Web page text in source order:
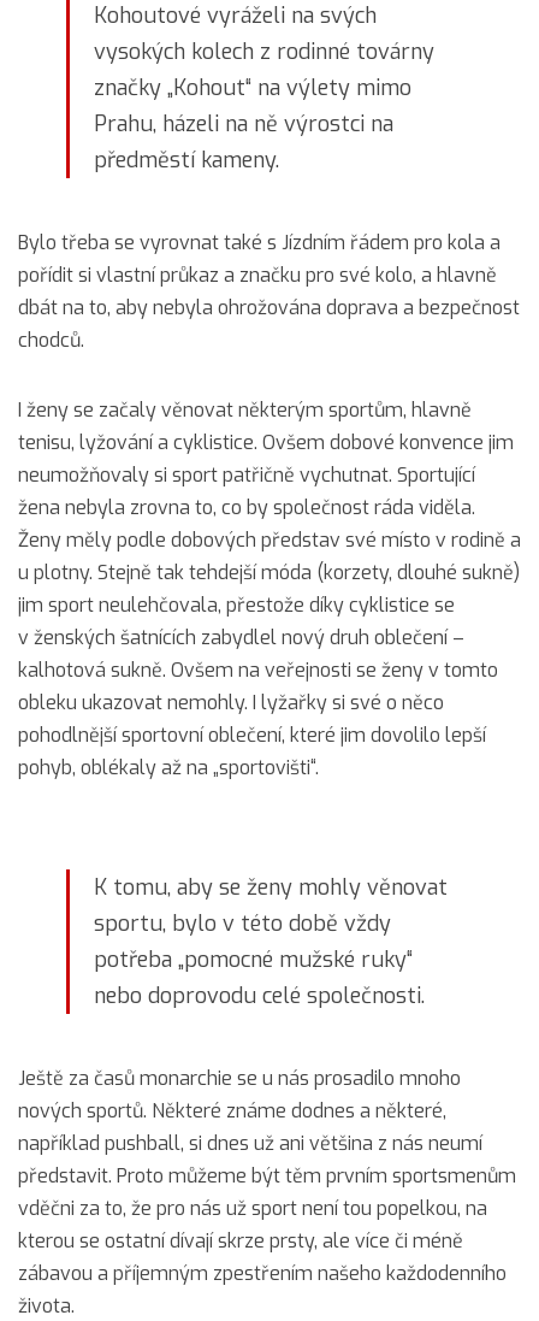
Kohoutové vyráželi na svých
vysokých kolech z rodinné továrny
značky „Kohout“ na výlety mimo
Prahu, házeli na ně výrostci na
předměstí kameny.
Bylo třeba se vyrovnat také s Jízdním řádem pro kola a
pořídit si vlastní průkaz a značku pro své kolo, a hlavně
dbát na to, aby nebyla ohrožována doprava a bezpečnost
chodců.
I ženy se začaly věnovat některým sportům, hlavně
tenisu, lyžování a cyklistice. Ovšem dobové konvence jim
neumožňovaly si sport patřičně vychutnat. Sportující
žena nebyla zrovna to, co by společnost ráda viděla.
Ženy měly podle dobových představ své místo v rodině a
u plotny. Stejně tak tehdejší móda (korzety, dlouhé sukně)
jim sport neulehčovala, přestože díky cyklistice se
v ženských šatnících zabydlel nový druh oblečení –
kalhotová sukně. Ovšem na veřejnosti se ženy v tomto
obleku ukazovat nemohly. I lyžařky si své o něco
pohodlnější sportovní oblečení, které jim dovolilo lepší
pohyb, oblékaly až na „sportovišti“.
K tomu, aby se ženy mohly věnovat
sportu, bylo v této době vždy
potřeba „pomocné mužské ruky“
nebo doprovodu celé společnosti.
Ještě za časů monarchie se u nás prosadilo mnoho
nových sportů. Některé známe dodnes a některé,
například pushball, si dnes už ani většina z nás neumí
představit. Proto můžeme být těm prvním sportsmenům
vděčni za to, že pro nás už sport není tou popelkou, na
kterou se ostatní dívají skrze prsty, ale více či méně
zábavou a příjemným zpestřením našeho každodenního
života.